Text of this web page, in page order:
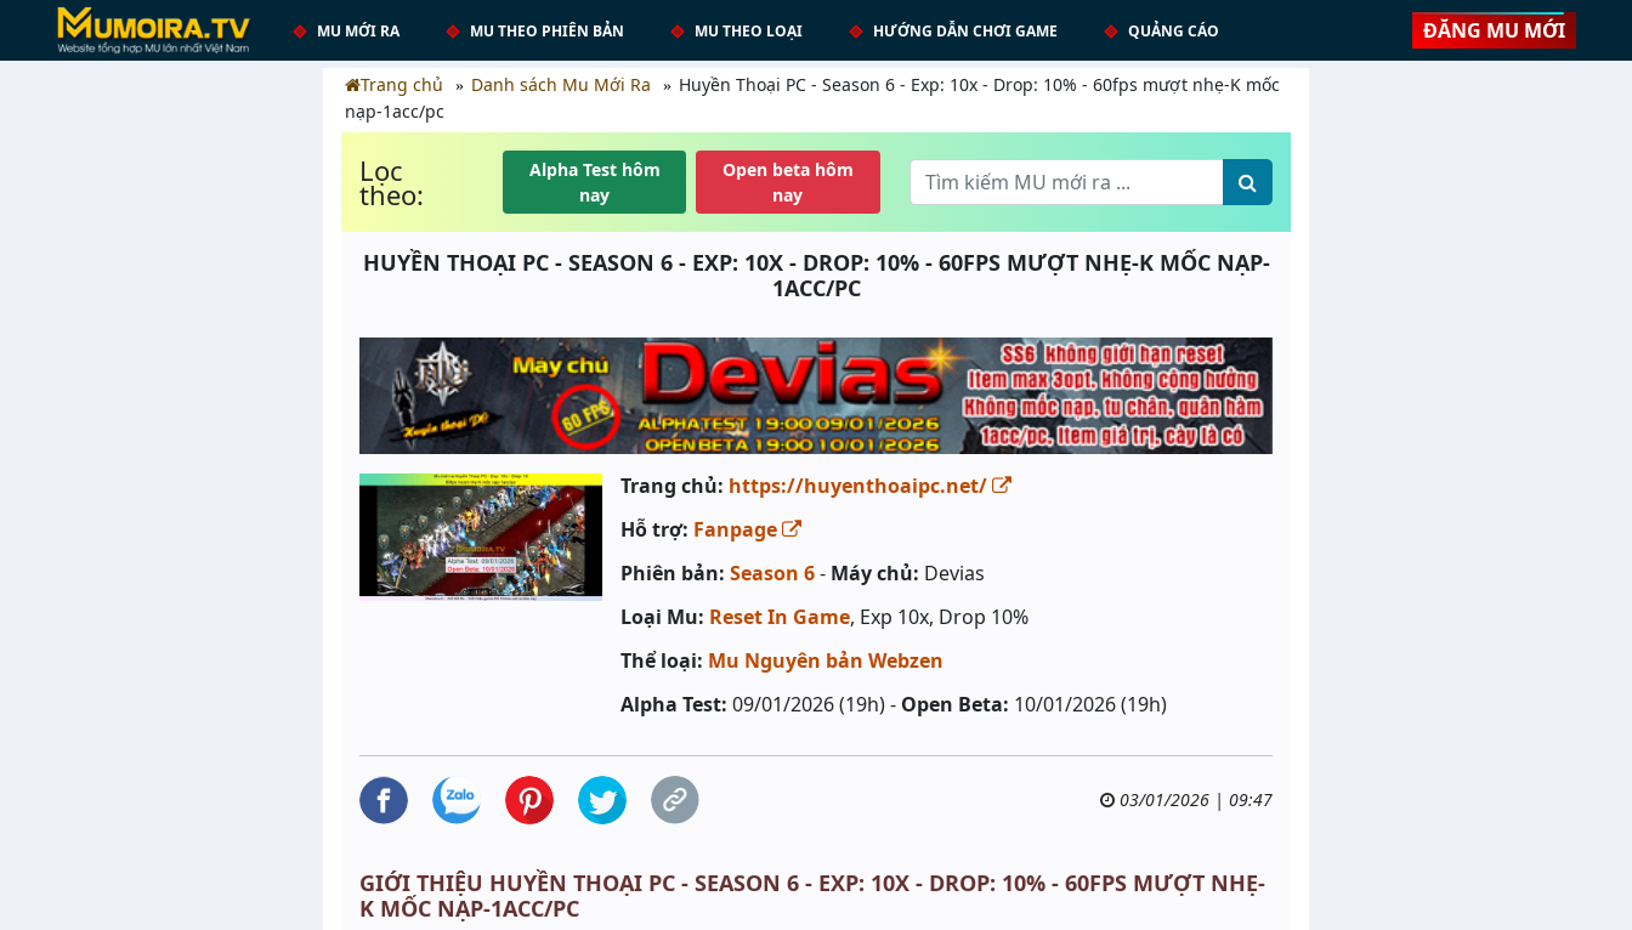
MU MỚI RA MU THEO PHIÊN BẢN MU THEO LOẠI HƯỚNG DẪN CHƠI GAME QUẢNG CÁO ĐĂNG MU MỚI
Trang chủ Danh sách Mu Mới Ra
Huyền Thoại PC - Season 6 - Exp: 10x - Drop: 10% - 60fps mượt nhẹ-K mốc
nạp-1acc/pc
Lọc
theo:
Alpha Test hôm
nay
Open beta hôm
nay
HUYỀN THOẠI PC - SEASON 6 - EXP: 10X - DROP: 10% - 60FPS MƯỢT NHẸ-K MỐC NẠP-
1ACC/PC
Trang chủ: https://huyenthoaipc.net/
Hỗ trợ: Fanpage
Phiên bản: Season 6- Máy chủ: Devias
Loại Mu: Reset In Game, Exp 10x, Drop 10%
Thể loại: Mu Nguyên bản Webzen
Alpha Test: 09/01/2026 (19h) - Open Beta: 10/01/2026 (19h)
03/01/2026 | 09:47
GIỚI THIỆU HUYỀN THOẠI PC - SEASON 6 - EXP: 10X - DROP: 10% - 60FPS MƯỢT NHẸ-
K MỐC NẠP-1ACC/PC